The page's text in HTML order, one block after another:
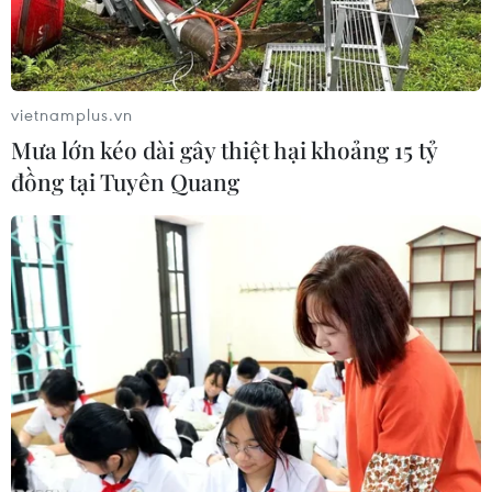
Internet.
Ảnh minh hoạ. (Ảnh: Minh Sơn/Vietnam+)
Trung tâm Internet Việt Nam (VNNIC) cho biết,
từ ngày 24 đến 25/6/2026 sẽ có 76 tên miền cấp
2 có 02 ký tự dưới tên miền .vn chính thức được
vietnamplus.vn
Mưa lớn kéo dài gây thiệt hại khoảng 15 tỷ
đồng tại Tuyên Quang